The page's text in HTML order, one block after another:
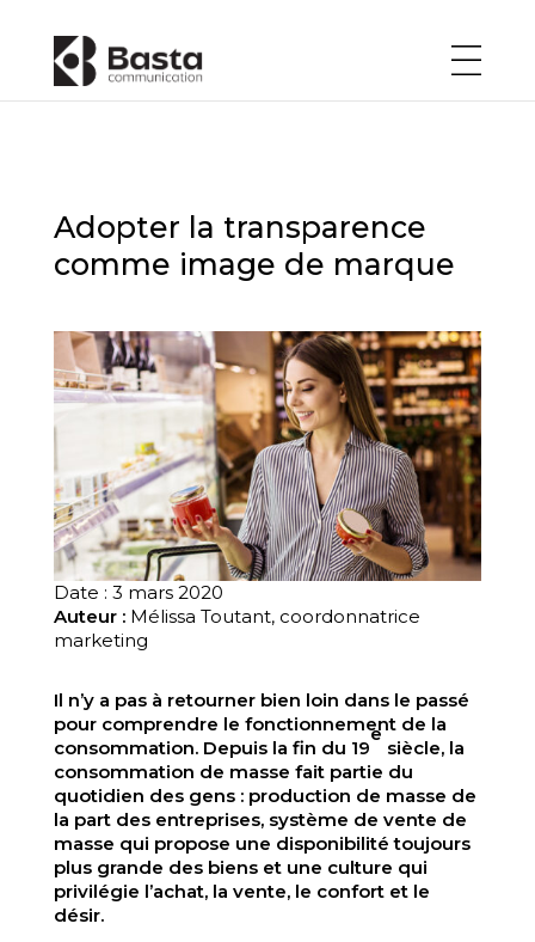
Adopter la transparence
comme image de marque
Date : 3 mars 2020
Auteur : Mélissa Toutant, coordonnatrice
marketing
Il n’y a pas à retourner bien loin dans le passé
pour comprendre le fonctionnement de la
consommation. Depuis la fin du 19
e
siècle, la
consommation de masse fait partie du
quotidien des gens : production de masse de
la part des entreprises, système de vente de
masse qui propose une disponibilité toujours
plus grande des biens et une culture qui
privilégie l’achat, la vente, le confort et le
désir.